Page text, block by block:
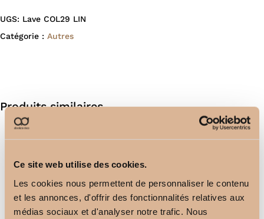
Ce site web utilise des cookies.
Les cookies nous permettent de personnaliser le contenu
et les annonces, d'offrir des fonctionnalités relatives aux
médias sociaux et d'analyser notre trafic. Nous
UGS: Lave COL29 LIN
Catégorie : Autres
Produits similaires